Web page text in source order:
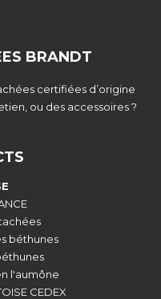
BRANDT
certifiées d’origine
ou des accessoires ?
béthunes
l'aumône
CEDEX